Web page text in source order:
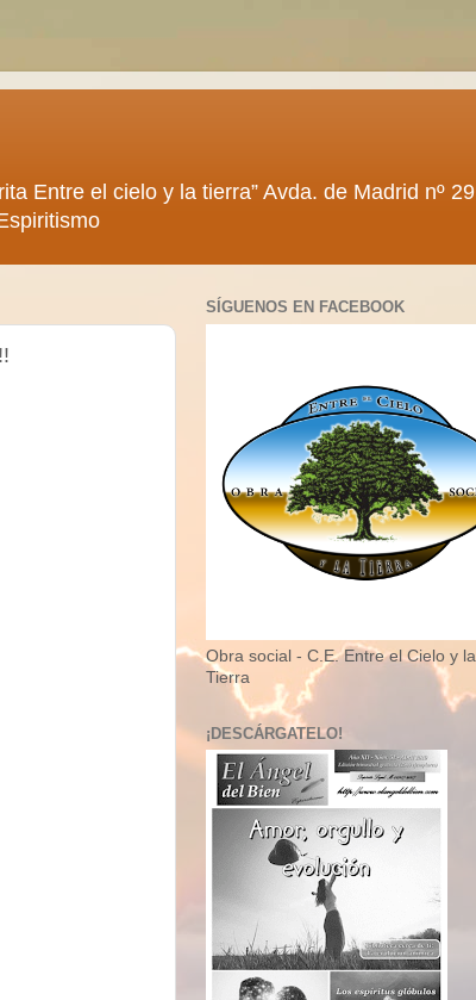
Entre el cielo y la tierra” Avda. de Madrid nº 29
SÍGUENOS EN FACEBOOK
Obra social - C.E. Entre el Cielo y la
Tierra
¡DESCÁRGATELO!